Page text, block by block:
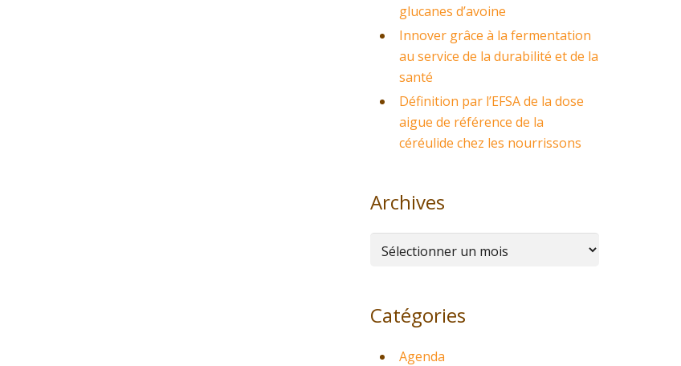
glucanes d’avoine
Innover grâce à la fermentation
au service de la durabilité et de la
santé
Définition par l’EFSA de la dose
aigue de référence de la
céréulide chez les nourrissons
Archives
Archives
Catégories
Agenda